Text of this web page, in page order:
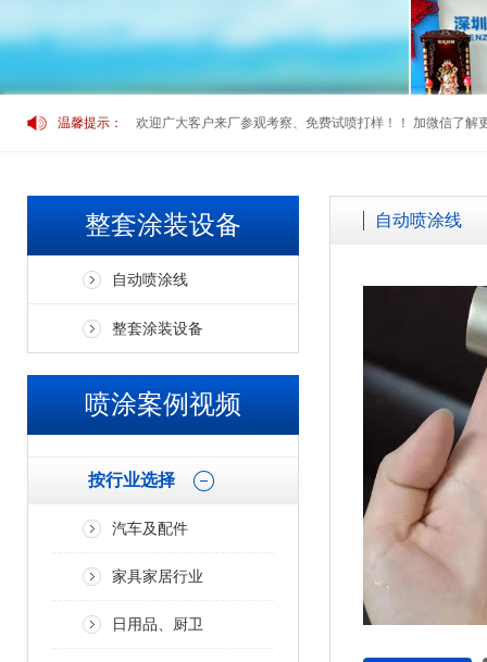
温馨提示：
欢迎广大客户来厂参观考察、免费试喷打样！！ 加微信了
整套涂装设备
自动喷涂线
整套涂装设备
喷涂案例视频
按行业选择
汽车及配件
家具家居行业
日用品、厨卫
自动喷涂线